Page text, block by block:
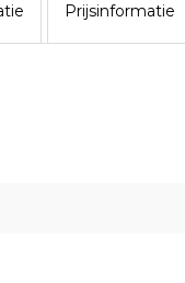
Prijsinformatie